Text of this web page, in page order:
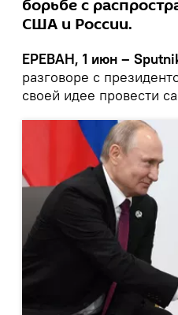
борьбе с
США и России.
ЕРЕВАН, 1 июн –
разговоре с
своей идее провести